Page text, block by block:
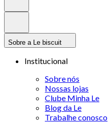
Sobre a Le biscuit
Institucional
Sobre nós
Nossas lojas
Clube Minha Le
Blog da Le
Trabalhe conosco